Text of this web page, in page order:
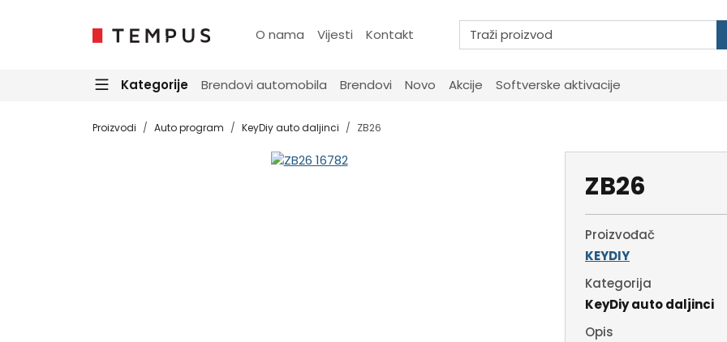
O nama Vijesti Kontakt
Kategorije Brendovi automobila Brendovi Novo Akcije Softverske aktivacije
Proizvodi Auto program KeyDiy auto daljinci ZB26
ZB26
Proizvođač
KEYDIY
Kategorija
KeyDiy auto daljinci
Opis